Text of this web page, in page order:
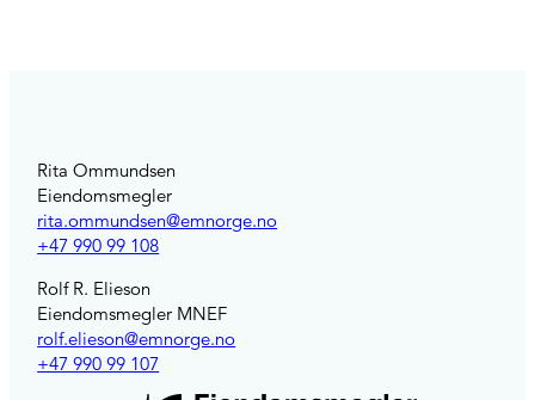
Rita Ommundsen
Eiendomsmegler
rita.ommundsen@emnorge.no
+47 990 99 108
Rolf R. Elieson
Eiendomsmegler MNEF
rolf.elieson@emnorge.no
+47 990 99 107